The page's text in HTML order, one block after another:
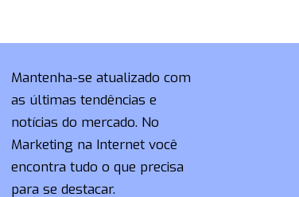
Mantenha-se atualizado com
as últimas tendências e
notícias do mercado. No
Marketing na Internet você
encontra tudo o que precisa
para se destacar.